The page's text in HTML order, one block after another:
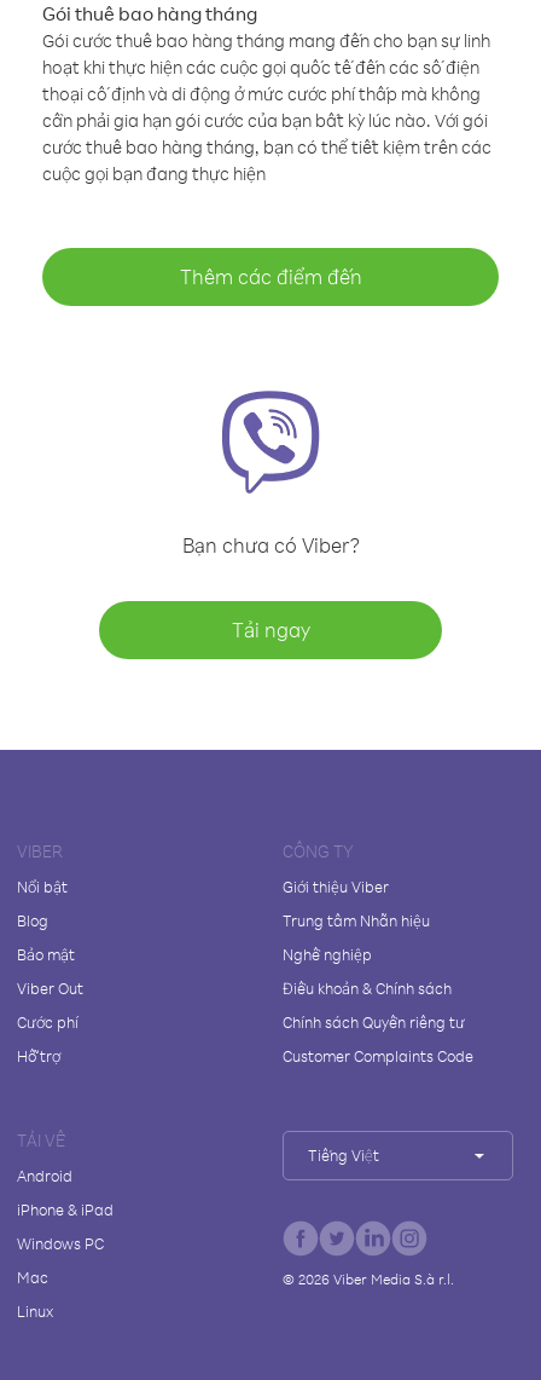
Gói thuê bao hàng tháng
Gói cước thuê bao hàng tháng mang đến cho bạn sự linh
hoạt khi thực hiện các cuộc gọi quốc tế đến các số điện
thoại cố định và di động ở mức cước phí thấp mà không
cần phải gia hạn gói cước của bạn bất kỳ lúc nào. Với gói
cước thuê bao hàng tháng, bạn có thể tiết kiệm trên các
cuộc gọi bạn đang thực hiện
Thêm các điểm đến
Bạn chưa có Viber?
Tải ngay
VIBER
Nổi bật
Blog
Bảo mật
Viber Out
Cước phí
Hỗ trợ
CÔNG TY
Giới thiệu Viber
Trung tâm Nhãn hiệu
Nghề nghiệp
Điều khoản & Chính sách
Chính sách Quyền riêng tư
Customer Complaints Code
TẢI VỀ
Android
iPhone & iPad
Windows PC
Mac
Linux
Tiếng Việt
© 2026Viber Media S.à r.l.